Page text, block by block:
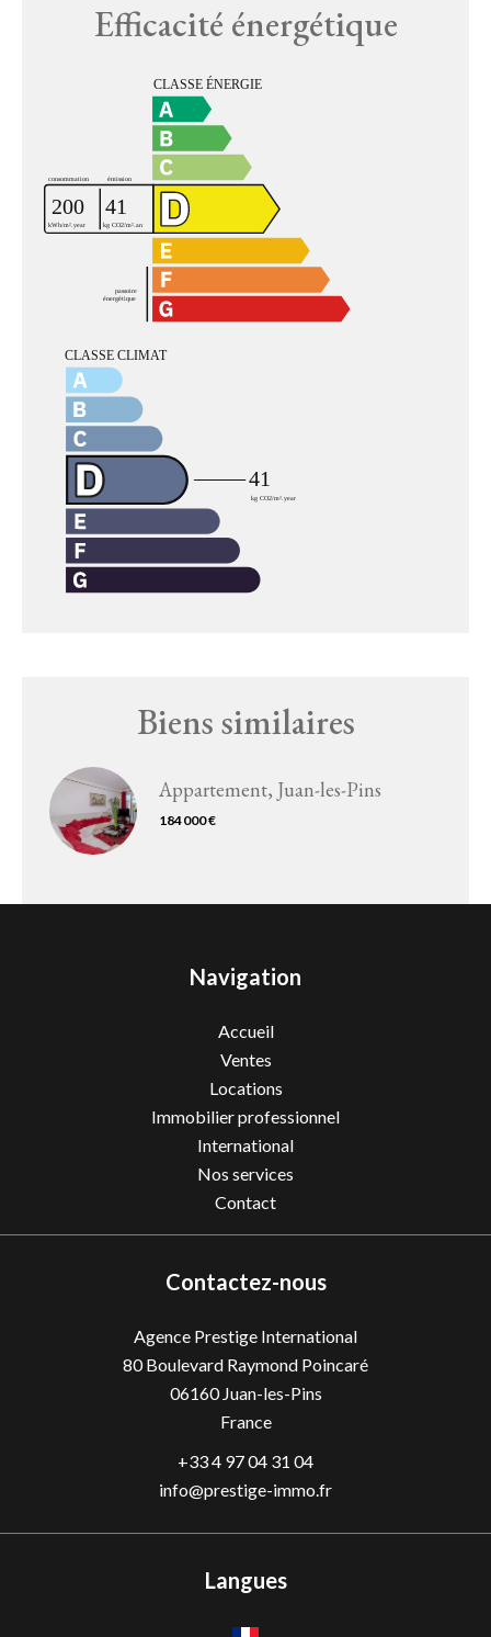
Efficacité énergétique
Biens similaires
Appartement, Juan-les-Pins
184 000 €
Navigation
Accueil
Ventes
Locations
Immobilier professionnel
International
Nos services
Contact
Contactez-nous
Agence Prestige International
80 Boulevard Raymond Poincaré
06160Juan-les-Pins
France
+33 4 97 04 31 04
info@prestige-immo.fr
Langues